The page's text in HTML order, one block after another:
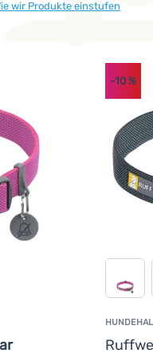
wir Produkte einstufen
-10 %